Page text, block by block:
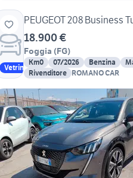
Vetrina
PEUGEOT 208 Business
18.900 €
Foggia (FG)
Km0 07/2026 Benzina
Rivenditore ROMANO CAR